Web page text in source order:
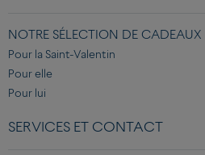
NOTRE SÉLECTION DE CADEAUX
Pour la Saint-Valentin
Pour elle
Pour lui
SERVICES ET CONTACT